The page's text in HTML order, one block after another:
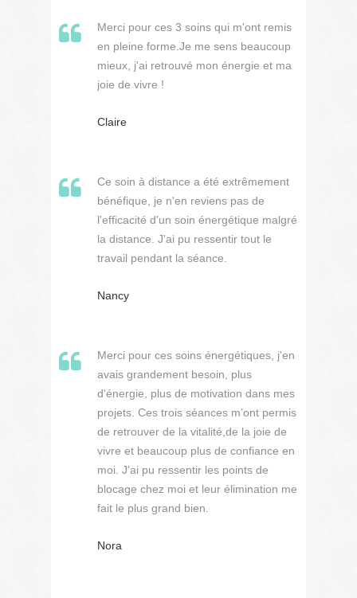
Merci pour ces 3 soins qui m'ont remis
en pleine forme.Je me sens beaucoup
mieux, j'ai retrouvé mon énergie et ma
joie de vivre !
Claire
Ce soin à distance a été extrêmement
bénéfique, je n'en reviens pas de
l'efficacité d'un soin énergétique malgré
la distance. J'ai pu ressentir tout le
travail pendant la séance.
Nancy
Merci pour ces soins énergétiques, j'en
avais grandement besoin, plus
d'énergie, plus de motivation dans mes
projets. Ces trois séances m’ont permis
de retrouver de la vitalité,de la joie de
vivre et beaucoup plus de confiance en
moi. J'ai pu ressentir les points de
blocage chez moi et leur élimination me
fait le plus grand bien.
Nora